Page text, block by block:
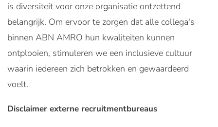
is diversiteit voor onze organisatie ontzettend
belangrijk. Om ervoor te zorgen dat alle collega's
binnen ABN AMRO hun kwaliteiten kunnen
ontplooien, stimuleren we een inclusieve cultuur
waarin iedereen zich betrokken en gewaardeerd
voelt.
Disclaimer externe recruitmentbureaus